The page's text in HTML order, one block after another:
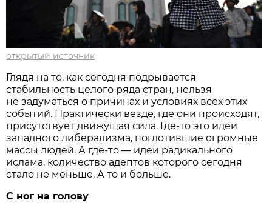
открытый источник
Глядя на то, как сегодня подрывается
стабильность целого ряда стран, нельзя
не задуматься о причинах и условиях всех этих
событий. Практически везде, где они происходят,
присутствует движущая сила. Где-то это идеи
западного либерализма, поглотившие огромные
массы людей. А где-то — идеи радикального
ислама, количество адептов которого сегодня
стало не меньше. А то и больше.
С ног на голову